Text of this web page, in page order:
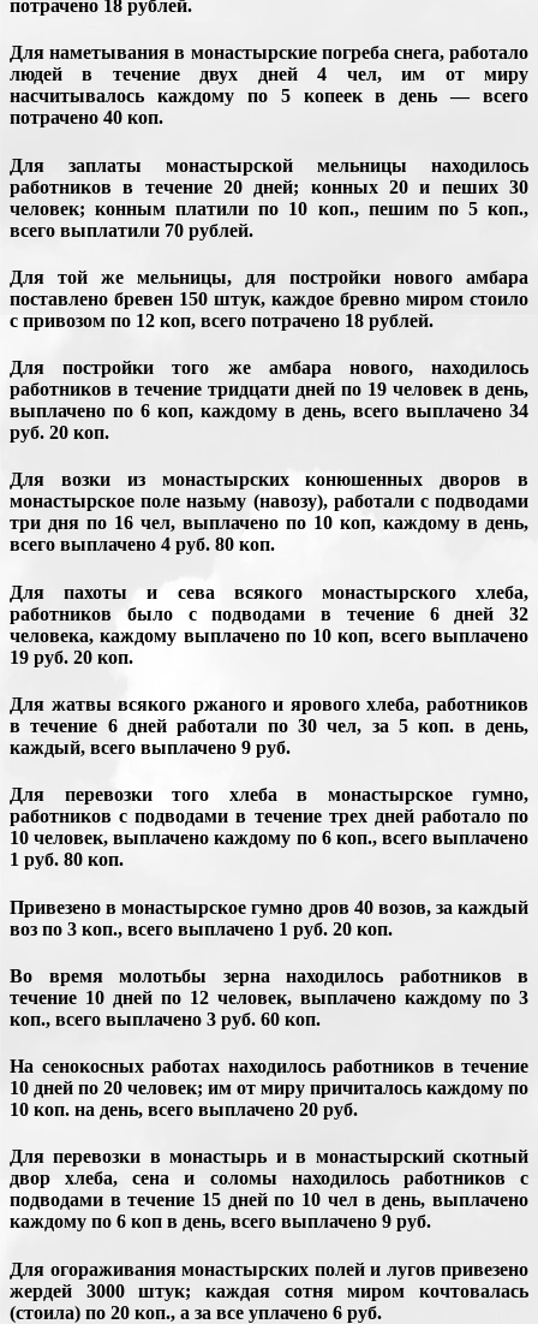
потрачено 18 рублей.
Для наметывания в монастырские погреба снега, работало
людей в течение двух дней 4 чел, им от миру
насчитывалось каждому по 5 копеек в день — всего
потрачено 40 коп.
Для заплаты монастырской мельницы находилось
работников в течение 20 дней; конных 20 и пеших 30
человек; конным платили по 10 коп., пешим по 5 коп.,
всего выплатили 70 рублей.
Для той же мельницы, для постройки нового амбара
поставлено бревен 150 штук, каждое бревно миром стоило
с привозом по 12 коп, всего потрачено 18 рублей.
Для постройки того же амбара нового, находилось
работников в течение тридцати дней по 19 человек в день,
выплачено по 6 коп, каждому в день, всего выплачено 34
руб. 20 коп.
Для возки из монастырских конюшенных дворов в
монастырское поле назьму (навозу), работали с подводами
три дня по 16 чел, выплачено по 10 коп, каждому в день,
всего выплачено 4 руб. 80 коп.
Для пахоты и сева всякого монастырского хлеба,
работников было с подводами в течение 6 дней 32
человека, каждому выплачено по 10 коп, всего выплачено
19 руб. 20 коп.
Для жатвы всякого ржаного и ярового хлеба, работников
в течение 6 дней работали по 30 чел, за 5 коп. в день,
каждый, всего выплачено 9 руб.
Для перевозки того хлеба в монастырское гумно,
работников с подводами в течение трех дней работало по
10 человек, выплачено каждому по 6 коп., всего выплачено
1 руб. 80 коп.
Привезено в монастырское гумно дров 40 возов, за каждый
воз по 3 коп., всего выплачено 1 руб. 20 коп.
Во время молотьбы зерна находилось работников в
течение 10 дней по 12 человек, выплачено каждому по 3
коп., всего выплачено 3 руб. 60 коп.
На сенокосных работах находилось работников в течение
10 дней по 20 человек; им от миру причиталось каждому по
10 коп. на день, всего выплачено 20 руб.
Для перевозки в монастырь и в монастырский скотный
двор хлеба, сена и соломы находилось работников с
подводами в течение 15 дней по 10 чел в день, выплачено
каждому по 6 коп в день, всего выплачено 9 руб.
Для огораживания монастырских полей и лугов привезено
жердей 3000 штук; каждая сотня миром кочтовалась
(стоила) по 20 коп., а за все уплачено 6 руб.